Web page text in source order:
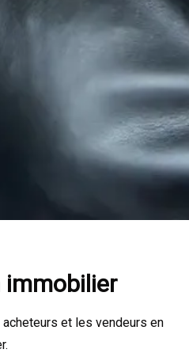
immobilier
et les vendeurs en